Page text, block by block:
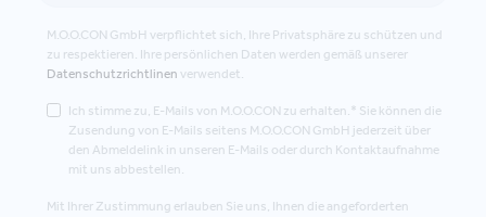
M.O.O.CON GmbH verpflichtet sich, Ihre Privatsphäre zu schützen und
zu respektieren. Ihre persönlichen Daten werden gemäß unserer
Datenschutzrichtlinen verwendet.
Ich stimme zu, E-Mails von M.O.O.CON zu erhalten.* Sie können die
Zusendung von E-Mails seitens M.O.O.CON GmbH jederzeit über
den Abmeldelink in unseren E-Mails oder durch Kontaktaufnahme
mit uns abbestellen.
Mit Ihrer Zustimmung erlauben Sie uns, Ihnen die angeforderten